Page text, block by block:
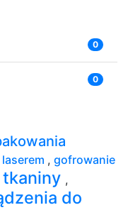
0
0
, gofrowanie
tkaniny ,
do